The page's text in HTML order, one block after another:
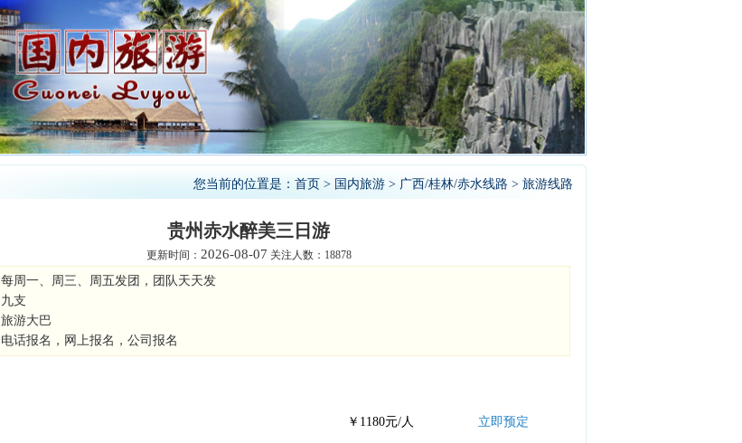
您当前的位置是： 首页 > 国内旅游 > 广西/桂林/赤水线路 > 旅游线路
贵州赤水醉美三日游
更新时间： 2026-08-07 关注人数：18878
每周一、周三、周五发团，团队天天发
九支
旅游大巴
电话报名，网上报名，公司报名
￥1180元/人 立即预定